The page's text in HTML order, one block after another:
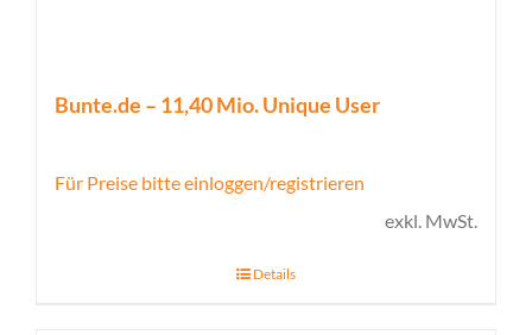
Bunte.de – 11,40 Mio. Unique User
Für Preise bitte einloggen/registrieren
exkl. MwSt.
Details